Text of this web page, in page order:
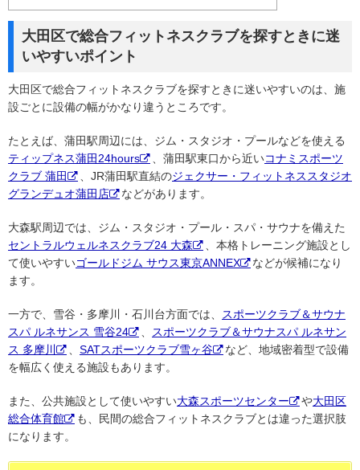
大田区で総合フィットネスクラブを探すときに迷
いやすいポイント
大田区で総合フィットネスクラブを探すときに迷いやすいのは、施
設ごとに設備の幅がかなり違うところです。
たとえば、蒲田駅周辺には、ジム・スタジオ・プールなどを使える
ティップネス蒲田24hours
、蒲田駅東口から近いコナミスポーツ
クラブ 蒲田
、JR蒲田駅直結のジェクサー・フィットネススタジオ
グランデュオ蒲田店
などがあります。
大森駅周辺では、ジム・スタジオ・プール・スパ・サウナを備えた
セントラルウェルネスクラブ24 大森
、本格トレーニング施設とし
て使いやすいゴールドジム サウス東京ANNEX
などが候補になり
ます。
一方で、雪谷・多摩川・石川台方面では、
スポーツクラブ＆サウナ
スパ ルネサンス 雪谷24
スポーツクラブ＆サウナスパ ルネサン
ス 多摩川
SATスポーツクラブ雪ヶ谷
など、地域密着型で設備
を幅広く使える施設もあります。
また、公共施設として使いやすい大森スポーツセンター や大田区
総合体育館
も、民間の総合フィットネスクラブとは違った選択肢
になります。